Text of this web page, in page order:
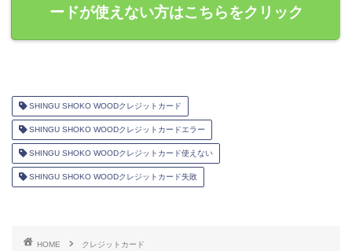
ードが使えない方はこちらをクリック
SHINGU SHOKO WOODクレジットカード
SHINGU SHOKO WOODクレジットカードエラー
SHINGU SHOKO WOODクレジットカード使えない
SHINGU SHOKO WOODクレジットカード失敗
HOME クレジットカード